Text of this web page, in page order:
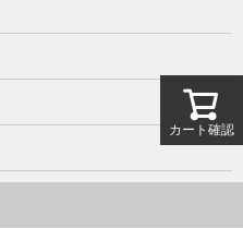
カート確認